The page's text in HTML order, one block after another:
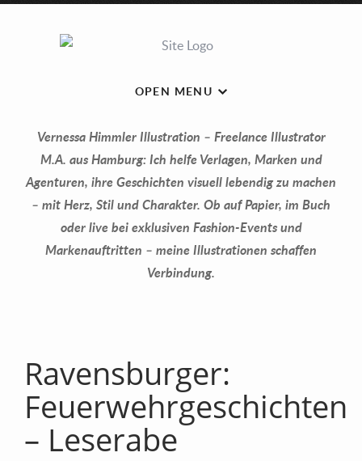
OPEN MENU
Vernessa Himmler Illustration – Freelance Illustrator
M.A. aus Hamburg: Ich helfe Verlagen, Marken und
Agenturen, ihre Geschichten visuell lebendig zu machen
– mit Herz, Stil und Charakter. Ob auf Papier, im Buch
oder live bei exklusiven Fashion-Events und
Markenauftritten – meine Illustrationen schaffen
Verbindung.
Ravensburger:
Feuerwehrgeschichten
– Leserabe